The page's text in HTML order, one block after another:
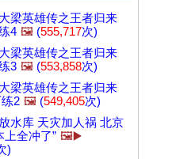
梁英雄传之王者归来
4 🖼️ (555,717次)
梁英雄传之王者归来
3 🖼️ (553,858次)
梁英雄传之王者归来
练2 🖼️ (549,405次)
水库 天灾加人祸 北京
上全冲了” 🖼️▶️
)